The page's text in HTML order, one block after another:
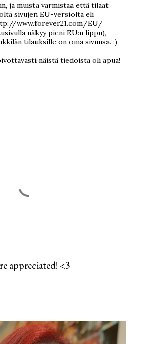
ja muista varmistaa että tilaat
sivujen EU-versiolta eli
www.forever21.com/EU/
näkyy pieni EU:n lippu),
tilauksille on oma sivunsa. :)
näistä tiedoista oli apua!
appreciated! <3